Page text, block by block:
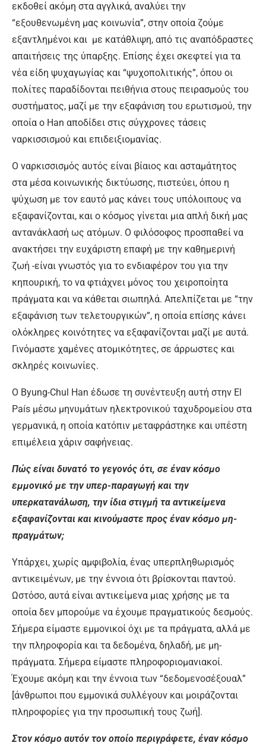
εκδοθεί ακόμη στα αγγλικά, αναλύει την
“εξουθενωμένη μας κοινωνία”, στην οποία ζούμε
εξαντλημένοι και με κατάθλιψη, από τις αναπόδραστες
απαιτήσεις της ύπαρξης. Επίσης έχει σκεφτεί για τα
νέα είδη ψυχαγωγίας και “ψυχοπολιτικής”, όπου οι
πολίτες παραδίδονται πειθήνια στους πειρασμούς του
συστήματος, μαζί με την εξαφάνιση του ερωτισμού, την
οποία ο Han αποδίδει στις σύγχρονες τάσεις
ναρκισσισμού και επιδειξιομανίας.
Ο ναρκισσισμός αυτός είναι βίαιος και ασταμάτητος
στα μέσα κοινωνικής δικτύωσης, πιστεύει, όπου η
ψύχωση με τον εαυτό μας κάνει τους υπόλοιπους να
εξαφανίζονται, και ο κόσμος γίνεται μια απλή δική μας
αντανάκλασή ως ατόμων. Ο φιλόσοφος προσπαθεί να
ανακτήσει την ευχάριστη επαφή με την καθημερινή
ζωή -είναι γνωστός για το ενδιαφέρον του για την
κηπουρική, το να φτιάχνει μόνος του χειροποίητα
πράγματα και να κάθεται σιωπηλά. Απελπίζεται με “την
εξαφάνιση των τελετουργικών”, η οποία επίσης κάνει
ολόκληρες κοινότητες να εξαφανίζονται μαζί με αυτά.
Γινόμαστε χαμένες ατομικότητες, σε άρρωστες και
σκληρές κοινωνίες.
Ο Byung-Chul Han έδωσε τη συνέντευξη αυτή στην El
País μέσω μηνυμάτων ηλεκτρονικού ταχυδρομείου στα
γερμανικά, η οποία κατόπιν μεταφράστηκε και υπέστη
επιμέλεια χάριν σαφήνειας.
Πώς είναι δυνατό το γεγονός ότι, σε έναν κόσμο
εμμονικό με την υπερ-παραγωγή και την
υπερκατανάλωση, την ίδια στιγμή τα αντικείμενα
εξαφανίζονται και κινούμαστε προς έναν κόσμο μη-
πραγμάτων;
Υπάρχει, χωρίς αμφιβολία, ένας υπερπληθωρισμός
αντικειμένων, με την έννοια ότι βρίσκονται παντού.
Ωστόσο, αυτά είναι αντικείμενα μιας χρήσης με τα
οποία δεν μπορούμε να έχουμε πραγματικούς δεσμούς.
Σήμερα είμαστε εμμονικοί όχι με τα πράγματα, αλλά με
την πληροφορία και τα δεδομένα, δηλαδή, με μη-
πράγματα. Σήμερα είμαστε πληροφοριομανιακοί.
Έχουμε ακόμη και την έννοια των “δεδομενοσέξουαλ”
[άνθρωποι που εμμονικά συλλέγουν και μοιράζονται
πληροφορίες για την προσωπική τους ζωή].
Στον κόσμο αυτόν τον οποίο περιγράφετε, έναν κόσμο